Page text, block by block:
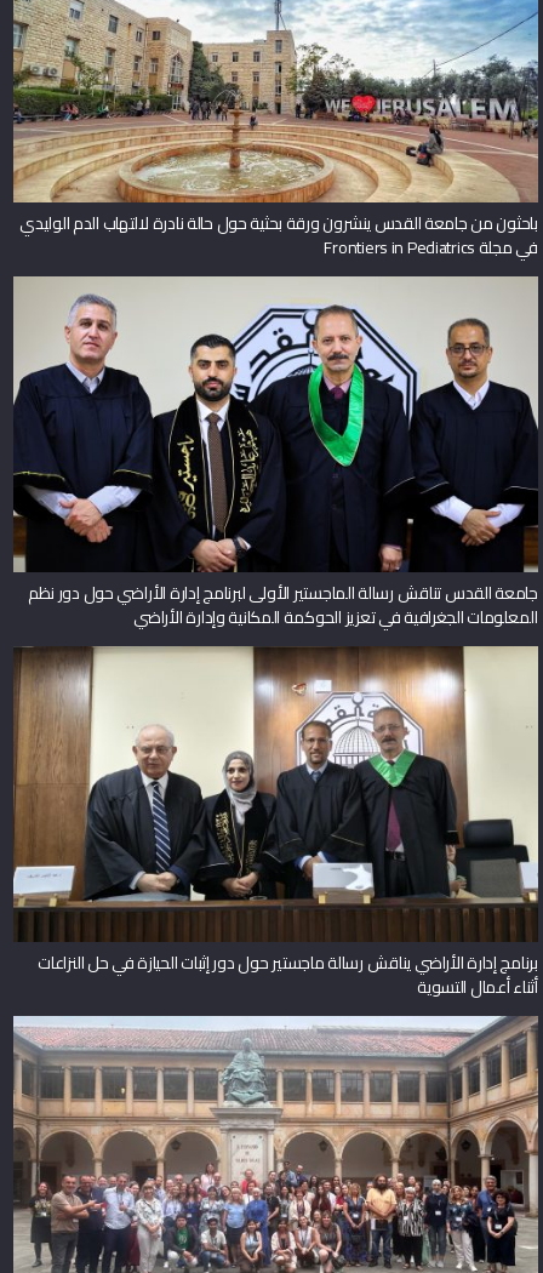
باحثون من جامعة القدس ينشرون ورقة بحثية حول حالة نادرة لالتهاب الدم الوليدي
في مجلة Frontiers in Pediatrics
جامعة القدس تناقش رسالة الماجستير الأولى لبرنامج إدارة الأراضي حول دور نظم
المعلومات الجغرافية في تعزيز الحوكمة المكانية وإدارة الأراضي
برنامج إدارة الأراضي يناقش رسالة ماجستير حول دور إثبات الحيازة في حل النزاعات
أثناء أعمال التسوية